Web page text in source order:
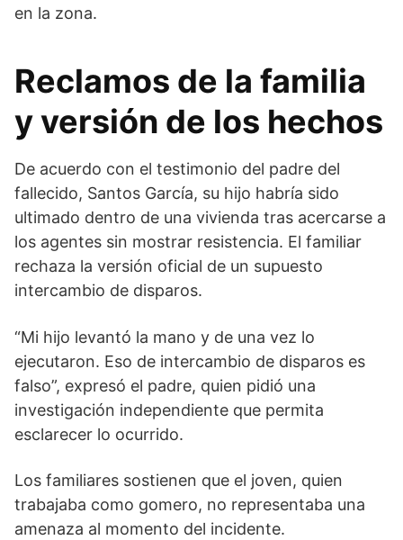
en la zona.
Reclamos de la familia
y versión de los hechos
De acuerdo con el testimonio del padre del
fallecido, Santos García, su hijo habría sido
ultimado dentro de una vivienda tras acercarse a
los agentes sin mostrar resistencia. El familiar
rechaza la versión oficial de un supuesto
intercambio de disparos.
“Mi hijo levantó la mano y de una vez lo
ejecutaron. Eso de intercambio de disparos es
falso”, expresó el padre, quien pidió una
investigación independiente que permita
esclarecer lo ocurrido.
Los familiares sostienen que el joven, quien
trabajaba como gomero, no representaba una
amenaza al momento del incidente.